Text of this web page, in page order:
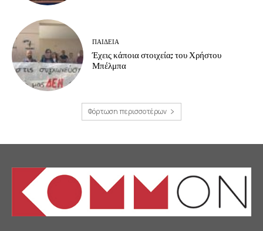
ΠΑΙΔΕΙΑ
Έχεις κάποια στοιχεία; του Χρήστου
Μπέλμπα
Φόρτωση περισσοτέρων